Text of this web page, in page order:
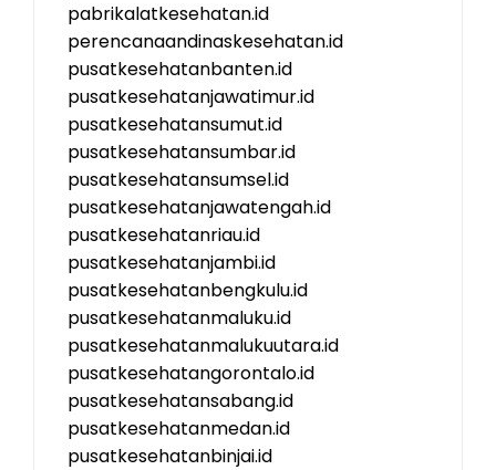
pabrikalatkesehatan.id
perencanaandinaskesehatan.id
pusatkesehatanbanten.id
pusatkesehatanjawatimur.id
pusatkesehatansumut.id
pusatkesehatansumbar.id
pusatkesehatansumsel.id
pusatkesehatanjawatengah.id
pusatkesehatanriau.id
pusatkesehatanjambi.id
pusatkesehatanbengkulu.id
pusatkesehatanmaluku.id
pusatkesehatanmalukuutara.id
pusatkesehatangorontalo.id
pusatkesehatansabang.id
pusatkesehatanmedan.id
pusatkesehatanbinjai.id